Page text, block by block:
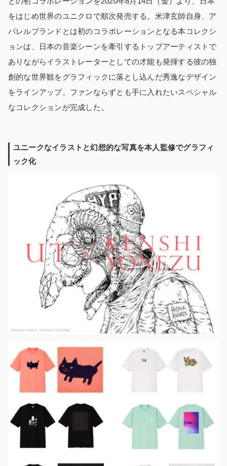
をはじめ世界のユニクロで順次発売する。米津玄師自身、ア
パレルブランドとは初のコラボレーションとなる本コレクシ
ョンは、日本の音楽シーンを牽引するトップアーティストで
ありながらイラストレーターとしての才能も発揮する彼の独
創的な世界観をグラフィックに落とし込んだ秀逸なデザイン
をラインアップ。ファンならずとも手に入れたいスペシャル
なコレクションが完成した。
ユニークなイラストと幻想的な写真を本人監修でグラフィ
ック化